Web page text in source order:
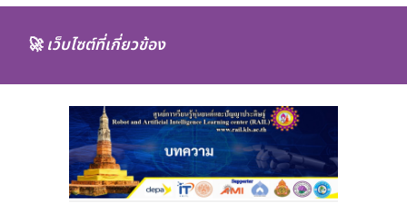
🚀เว็บไซต์ที่เกี่ยวข้อง